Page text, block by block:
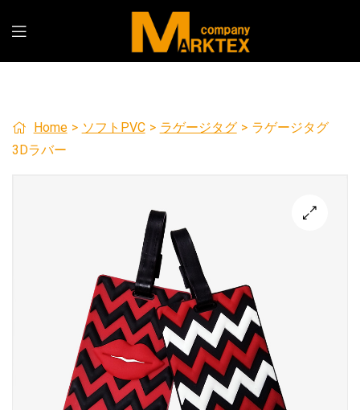
Home > ソフトPVC > ラゲージタグ > ラゲージタグ
3Dラバー